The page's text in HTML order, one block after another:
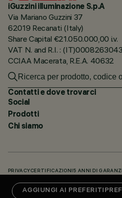
AGGIUNGI AI PREFERITI
iGuzzini illuminazione S.p.A
Via Mariano Guzzini 37
62019 Recanati (Italy)
Share Capital €21.050.000,00 i.v.
VAT N. and R.I. :
CCIAA Macerata, R.E.A. 40632
Contatti e dove trovarci
Social
Prodotti
Chi siamo
PRIVACY CERTIFICAZIONI 5 ANNI DI
KNOWLEDGE BASE (LOGIN NECESSARIO)